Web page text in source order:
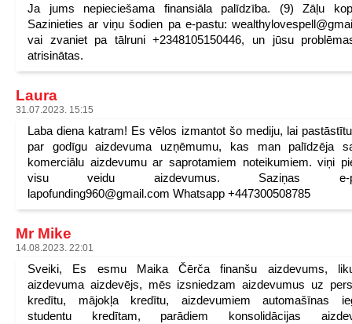
Ja jums nepieciešama finansiāla palīdzība. (9) Zāļu
Sazinieties ar viņu šodien pa e-pastu:
vai zvaniet pa tālruni +2348105150446, un jūsu
atrisinātas.
Laura
31.07.2023. 15:15
Laba diena katram! Es vēlos izmantot šo mediju, lai
par godīgu aizdevuma uzņēmumu, kas man palīdzēja
komerciālu aizdevumu ar saprotamiem noteikumiem. viņi
visu veidu aizdevumus. Saziņas e-
lapofunding960@gmail.com Whatsapp +447300508785
Mr Mike
14.08.2023. 22:01
Sveiki, Es esmu Maika Čērča finanšu aizdevums,
aizdevuma aizdevējs, mēs izsniedzam aizdevumus uz
kredītu, mājokļa kredītu, aizdevumiem automašīnas
studentu kredītam, parādiem konsolidācijas